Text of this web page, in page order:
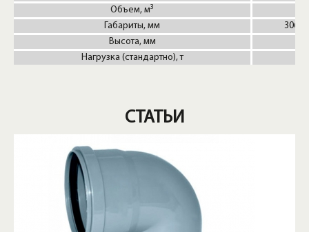
Объем, м3
Габариты, мм
Высота, мм
Нагрузка (стандартно), т
СТАТЬИ